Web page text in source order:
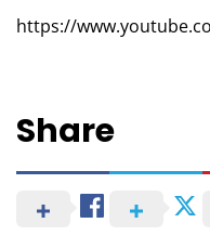
https://
Share